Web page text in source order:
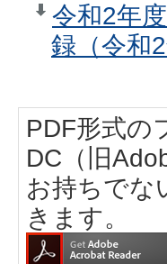
令和2年
録（令和
PDF形式の
DC（旧
お持ちでな
きます。